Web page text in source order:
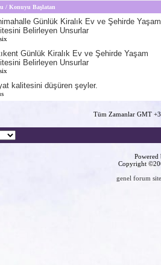
/ Konuyu Başlatan
Günlük Kiralık Ev ve Şehirde Yaşam
Belirleyen Unsurlar
Günlük Kiralık Ev ve Şehirde Yaşam
Belirleyen Unsurlar
kalitesini düşüren şeyler.
Tüm Zamanlar GMT
Copyright
genel forum